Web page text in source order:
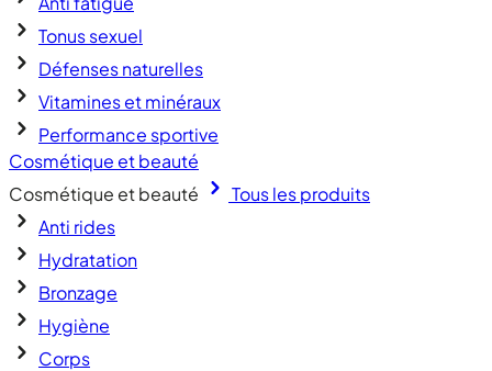
Tonus sexuel
Défenses naturelles
Vitamines et minéraux
Performance sportive
Cosmétique et beauté
Cosmétique et beauté
Tous les produits
Anti rides
Hydratation
Bronzage
Hygiène
Corps